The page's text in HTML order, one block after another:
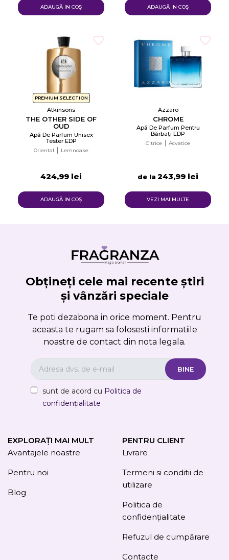
ADAUGĂ IN COŞ ADAUGĂ IN COŞ
PREMIUM SELECTION
Atkinsons
THE OTHER SIDE OF
OUD
Apă De Parfum Unisex
Tester EDP
Oriental Lemnoase
424,99 lei
ADAUGĂ IN COŞ
Azzaro
CHROME
Apă De Parfum Pentru
Bărbați EDP
Citrice Acvatice
de la 243,99 lei
VEZI MAI MULTE
Obțineți cele mai recente știri
și vânzări speciale
Te poti dezabona in orice moment. Pentru
aceasta te rugam sa folosesti informatiile
noastre de contact din nota legala.
sunt de acord cu Politica de
confidențialitate
EXPLORAȚI MAI MULT
Avantajele noastre
Pentru noi
Blog
PENTRU CLIENT
Livrare
Termeni si conditii de
utilizare
Politica de
confidențialitate
Refuzul de cumpărare
Contacte